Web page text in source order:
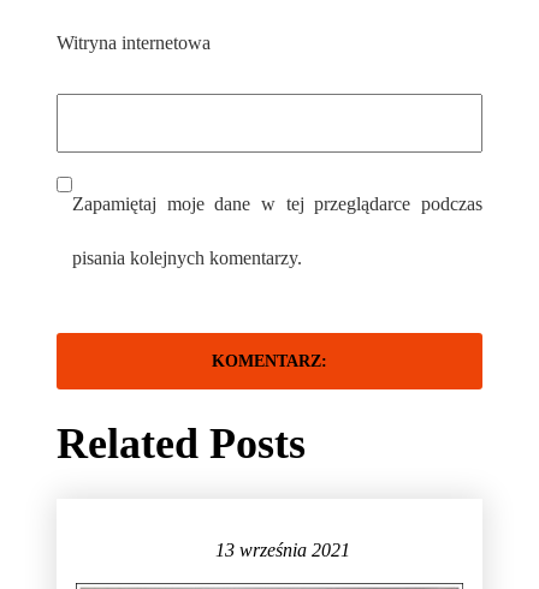
Witryna internetowa
Zapamiętaj moje dane w tej przeglądarce podczas
pisania kolejnych komentarzy.
Related Posts
13 września 2021